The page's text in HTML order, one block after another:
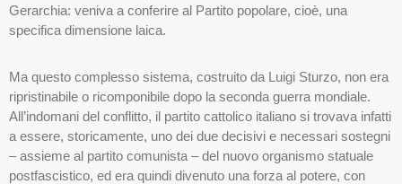
Gerarchia: veniva a conferire al Partito popolare, cioè, una
specifica dimensione laica.
Ma questo complesso sistema, costruito da Luigi Sturzo, non era
ripristinabile o ricomponibile dopo la seconda guerra mondiale.
All’indomani del conflitto, il partito cattolico italiano si trovava infatti
a essere, storicamente, uno dei due decisivi e necessari sostegni
– assieme al partito comunista – del nuovo organismo statuale
postfascistico, ed era quindi divenuto una forza al potere, con